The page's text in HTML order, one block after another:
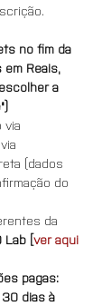
no fim da
em Reais,
a
via
via
(dados
do
da
Lab [ver aqui
pagas:
dias à